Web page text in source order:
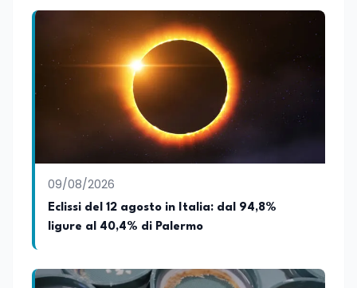
attive del lavoro e delle dinamiche che
legano istruzione, occupazione e
sviluppo delle competenze. Alla
preparazione economica e professionale
affianca una grande passione per la
lettura e per il giornalismo, che ne
arricchiscono il profilo umano e
culturale. Spazia con disinvoltura tra
diverse tematiche, offrendo sempre il
proprio punto di vista con equilibrio,
sensibilità e spirito critico.
09/08/2026
Eclissi del 12 agosto in Italia: dal 94,8%
ligure al 40,4% di Palermo